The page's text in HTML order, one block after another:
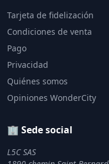
Tarjeta de fidelización
Condiciones de venta
Pago
Privacidad
Quiénes somos
Opiniones WonderCity
🏢 Sede social
L5C SAS